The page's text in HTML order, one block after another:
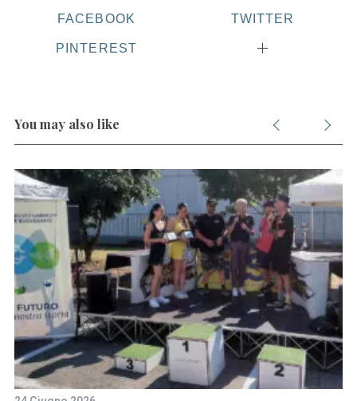
FACEBOOK TWITTER
PINTEREST
You may also like